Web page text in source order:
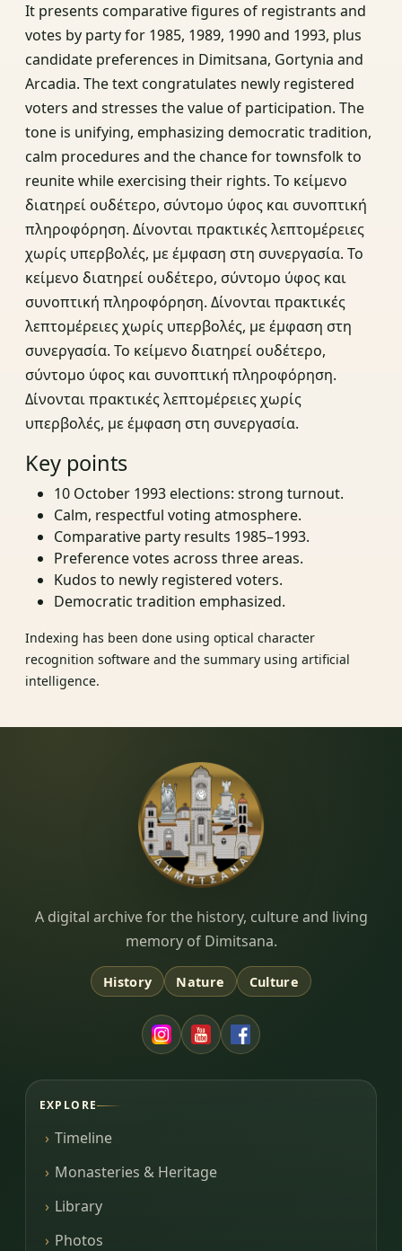
It presents comparative figures of registrants and
votes by party for 1985, 1989, 1990 and 1993, plus
candidate preferences in Dimitsana, Gortynia and
Arcadia. The text congratulates newly registered
voters and stresses the value of participation. The
tone is unifying, emphasizing democratic tradition,
calm procedures and the chance for townsfolk to
reunite while exercising their rights. Το κείμενο
διατηρεί ουδέτερο, σύντομο ύφος και συνοπτική
πληροφόρηση. Δίνονται πρακτικές λεπτομέρειες
χωρίς υπερβολές, με έμφαση στη συνεργασία. Το
κείμενο διατηρεί ουδέτερο, σύντομο ύφος και
συνοπτική πληροφόρηση. Δίνονται πρακτικές
λεπτομέρειες χωρίς υπερβολές, με έμφαση στη
συνεργασία. Το κείμενο διατηρεί ουδέτερο,
σύντομο ύφος και συνοπτική πληροφόρηση.
Δίνονται πρακτικές λεπτομέρειες χωρίς
υπερβολές, με έμφαση στη συνεργασία.
Key points
10 October 1993 elections: strong turnout.
Calm, respectful voting atmosphere.
Comparative party results 1985–1993.
Preference votes across three areas.
Kudos to newly registered voters.
Democratic tradition emphasized.
Indexing has been done using optical character
recognition software and the summary using artificial
intelligence.
Dimitsana.gr
A digital archive for the history, culture and living
memory of Dimitsana.
History Nature Culture
EXPLORE
Timeline
Monasteries & Heritage
Library
Photos